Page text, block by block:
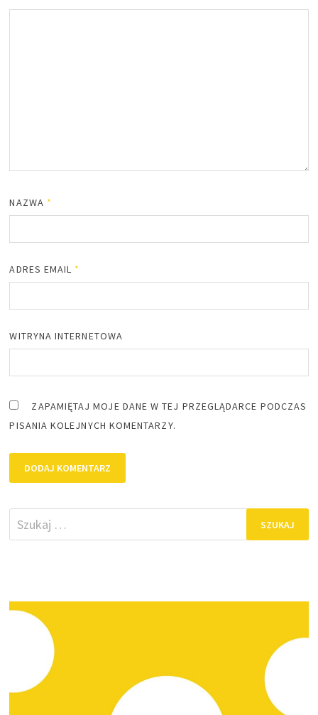
NAZWA *
ADRES EMAIL *
WITRYNA INTERNETOWA
ZAPAMIĘTAJ MOJE DANE W TEJ PRZEGLĄDARCE PODCZAS
PISANIA KOLEJNYCH KOMENTARZY.
Szukaj: